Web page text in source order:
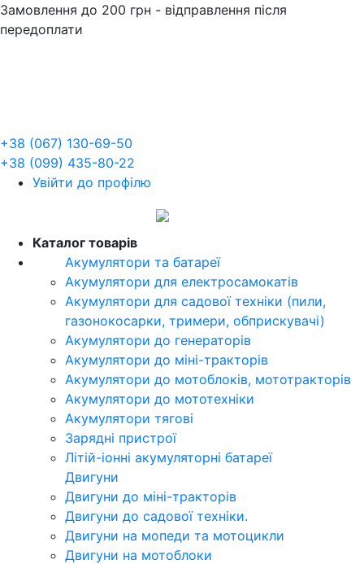
Замовлення до 200 грн - відправлення після
передоплати
+38 (067) 130-69-50
+38 (099) 435-80-22
Увійти до профілю
Каталог товарів
Акумулятори та батареї
Акумулятори для електросамокатів
Акумулятори для садової техніки (пили,
газонокосарки, тримери, обприскувачі)
Акумулятори до генераторів
Акумулятори до міні-тракторів
Акумулятори до мотоблоків, мототракторів
Акумулятори до мототехніки
Акумулятори тягові
Зарядні пристрої
Літій-іонні акумуляторні батареї
Двигуни
Двигуни до міні-тракторів
Двигуни до садової техніки.
Двигуни на мопеди та мотоцикли
Двигуни на мотоблоки